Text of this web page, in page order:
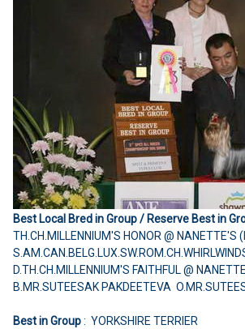
Best Local Bred in Group / Reserve Best in
TH.CH.MILLENNIUM'S HONOR @ NANETTE'S
D.TH.CH.MILLENNIUM'S FAITHFUL @
B.MR.SUTEESAK PAKDEETEVA
Best in Group: YORKSHIRE TERRIER